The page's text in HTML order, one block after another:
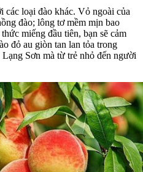
các loại đào khác. Vỏ ngoài của
đào; lông tơ mềm mịn bao
miếng đầu tiên, bạn sẽ cảm
đỏ au giòn tan lan tỏa trong
Lạng Sơn mà từ trẻ nhỏ đến người